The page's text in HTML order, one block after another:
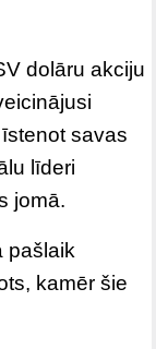
dolāru akciju
savas
līderi
jomā.
pašlaik
kamēr šie